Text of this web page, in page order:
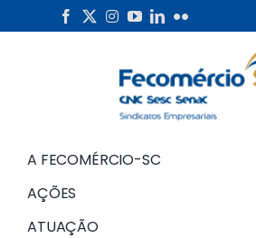
to
A FECOMÉRCIO-SC
AÇÕES
ATUAÇÃO